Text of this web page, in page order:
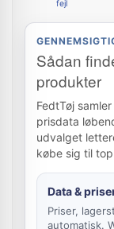
fejl
Sådan
produkter
FedtTøj
prisdata
udvalget
købe sig til
Data &
Priser,
automatisk.